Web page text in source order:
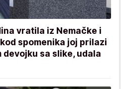
vratila iz Nemačke i
spomenika joj prilazi
sa slike, udala